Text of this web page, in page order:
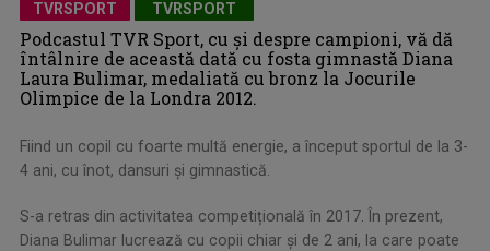
TVRSPORT TVRSPORT
Podcastul TVR Sport, cu și despre campioni, vă dă
întâlnire de această dată cu fosta gimnastă Diana
Laura Bulimar, medaliată cu bronz la Jocurile
Olimpice de la Londra 2012.
Fiind un copil cu foarte multă energie, a început sportul de la 3-
4 ani, cu înot, dansuri și gimnastică.
S-a retras din activitatea competițională în 2017. În prezent,
Diana Bulimar lucrează cu copii chiar și de 2 ani, la care poate